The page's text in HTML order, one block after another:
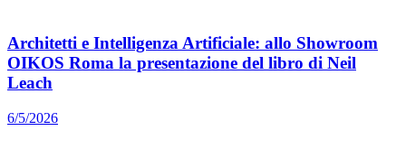
Architetti e Intelligenza Artificiale: allo Showroom
OIKOS Roma la presentazione del libro di Neil
Leach
6/5/2026